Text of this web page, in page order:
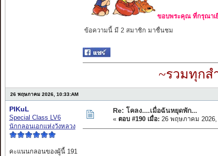
ขอบพระคุณ ที่กรุณาเ
ข้อความนี้ มี 2 สมาชิก มาชื่นชม
~รวมทุกส
26 พฤษภาคม 2026, 10:33:AM
PIKuL
Special Class LV6
นักกลอนเอกแห่งวังหลวง
คะแนนกลอนของผู้นี้ 191
Re: โคลง....เมื่อฉันหยุดพัก...
« ตอบ #190 เมื่อ: 26 พฤษภาคม 2026,